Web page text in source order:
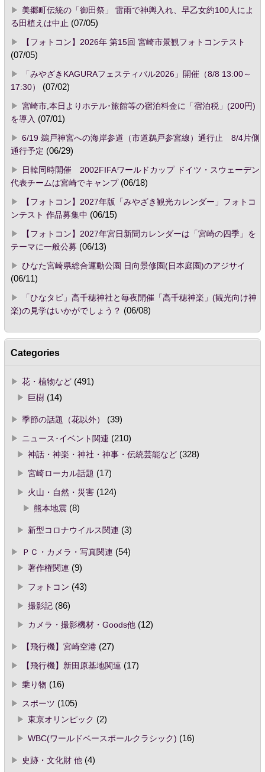
美郷町伝統の「御田祭」 雷雨で神輿入れ、早乙女約100人によ
る田植えは中止 (07/05)
【フォトコン】2026年 第15回 宮崎市景観フォトコンテスト
(07/05)
「みやざきKAGURAフェスティバル2026」開催（8/8 13:00～
17:30）
(07/02)
宮崎市,本日よりホテル･旅館等の宿泊料金に「宿泊税」(200円)
を導入 (07/01)
6/19 鵜戸神宮への海岸参道（市道鵜戸参宮線）通行止 8/4片側
通行予定 (06/29)
日韓同時開催 2002FIFAワールドカップ ドイツ・スウェーデン
代表チームは宮崎でキャンプ(06/18)
【フォトコン】2027年版「みやざき観光カレンダー」フォトコ
ンテスト 作品募集中 (06/15)
【フォトコン】2027年宮日新聞カレンダーは「宮崎の四季」を
テーマに一般公募 (06/13)
ひなた宮崎県総合運動公園 日向景修園(日本庭園)のアジサイ
(06/11)
「ひなタビ」高千穂神社と毎夜開催「高千穂神楽」(観光向け神
楽)の見学はいかがでしょう？ (06/08)
Categories
花・植物など(491)
巨樹(14)
季節の話題（花以外）
(39)
ニュース･イベント関連 (210)
神話・神楽・神社・神事・伝統芸能など(328)
宮崎ローカル話題 (17)
火山・自然・災害(124)
熊本地震(8)
新型コロナウイルス関連 (3)
ＰＣ・カメラ・写真関連 (54)
著作権関連 (9)
フォトコン (43)
撮影記(86)
カメラ・撮影機材・Goods他(12)
【飛行機】宮崎空港(27)
【飛行機】新田原基地関連 (17)
乗り物 (16)
スポーツ (105)
東京オリンピック (2)
WBC(ワールドベースボールクラシック) (16)
史跡・文化財 他(4)